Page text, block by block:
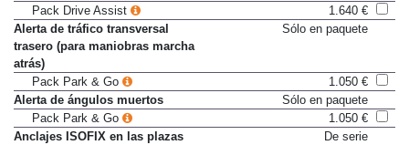
Pack Drive Assist
1.640 €
Alerta de tráfico transversal
trasero (para maniobras marcha
atrás)
Sólo en paquete
Pack Park & Go
1.050 €
Alerta de ángulos muertos
Sólo en paquete
Pack Park & Go
1.050 €
Anclajes ISOFIX en las plazas
De serie